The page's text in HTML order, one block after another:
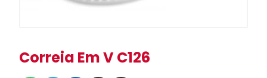
Correia Em V C126